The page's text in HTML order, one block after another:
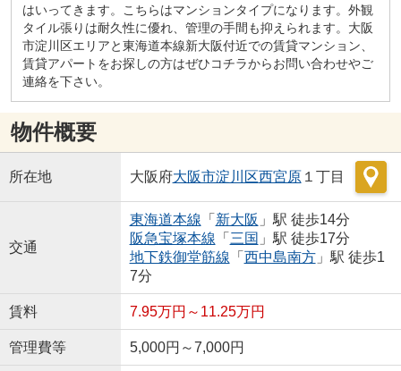
はいってきます。こちらはマンションタイプになります。外観
タイル張りは耐久性に優れ、管理の手間も抑えられます。大阪
市淀川区エリアと東海道本線新大阪付近での賃貸マンション、
賃貸アパートをお探しの方はぜひコチラからお問い合わせやご
連絡を下さい。
物件概要
所在地 大阪府大阪市淀川区西宮原１丁目
交通
東海道本線 「 新大阪 」駅 徒歩14分
阪急宝塚本線 「 三国 」駅 徒歩17分
地下鉄御堂筋線 「 西中島南方」駅 徒歩1
7分
賃料 7.95万円～11.25万円
管理費等 5,000円～7,000円